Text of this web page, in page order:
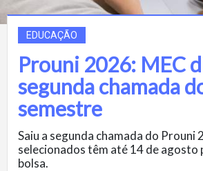
EDUCAÇÃO
Prouni 2026: MEC
segunda chamada
semestre
Saiu a segunda chamada do Prouni
selecionados têm até 14 de agosto
bolsa.